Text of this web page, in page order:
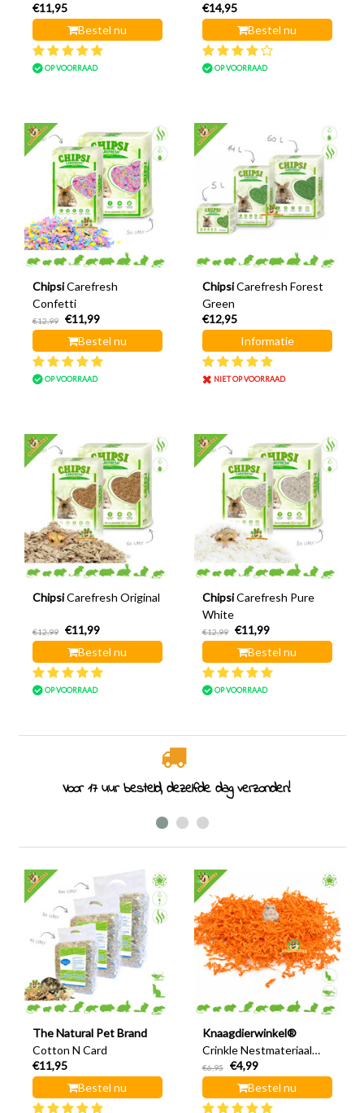
€11,95
Bestel nu
OP VOORRAAD
€14,95
Bestel nu
OP VOORRAAD
Chipsi Carefresh
Confetti
€12,99
€11,99
Bestel nu
OP VOORRAAD
Chipsi Carefresh Forest
Green
€12,95
Informatie
NIET OP VOORRAAD
Chipsi Carefresh Original
€12,99
€11,99
Bestel nu
OP VOORRAAD
Chipsi Carefresh Pure
White
€12,99
€11,99
Bestel nu
OP VOORRAAD
Voor 17 uur besteld, dezelfde dag verzonden!
The Natural Pet Brand
Cotton N Card
€11,95
Bestel nu
Knaagdierwinkel®
Crinkle Nestmateriaal
200 gram
€6,95
€4,99
Bestel nu